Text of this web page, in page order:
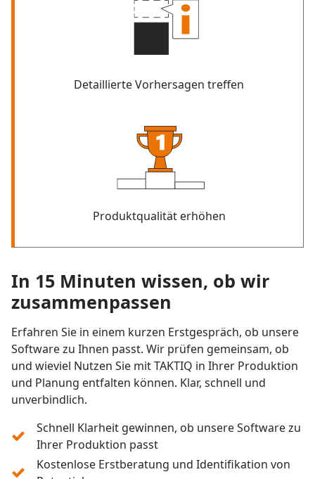
Detaillierte Vorhersagen treffen
Produktqualität erhöhen
In 15 Minuten wissen, ob wir
zusammenpassen
Erfahren Sie in einem kurzen Erstgespräch, ob unsere
Software zu Ihnen passt. Wir prüfen gemeinsam, ob
und wieviel Nutzen Sie mit TAKTIQ in Ihrer Produktion
und Planung entfalten können. Klar, schnell und
unverbindlich.
Schnell Klarheit gewinnen, ob unsere Software zu
Ihrer Produktion passt
Kostenlose Erstberatung und Identifikation von